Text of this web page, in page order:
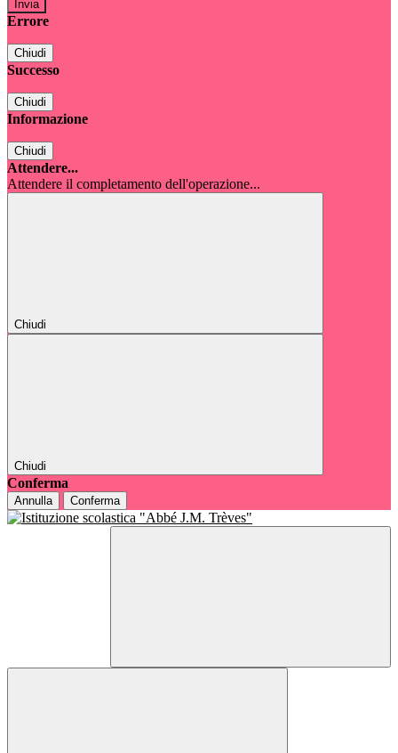
Errore
Chiudi
Successo
Chiudi
Informazione
Chiudi
Attendere...
Attendere il completamento dell'operazione...
Chiudi
Chiudi
Conferma
Annulla Conferma